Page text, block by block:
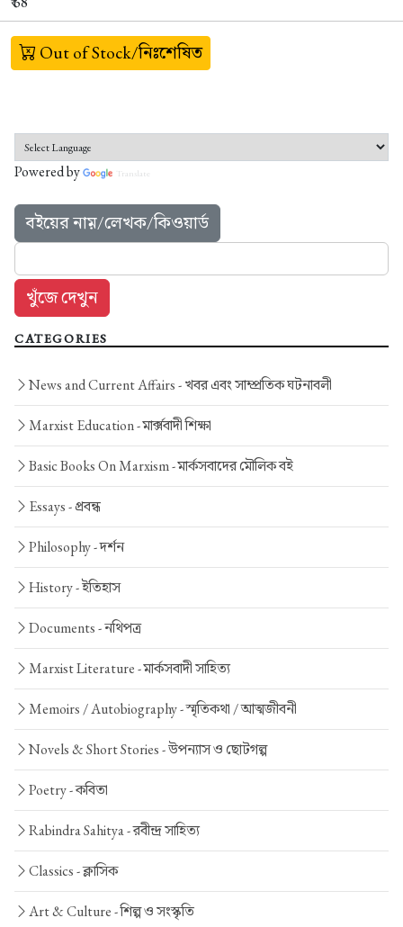
Out of Stock/নিঃশেষিত
Powered by Translate
বইয়ের নাম়/লেখক/কিওয়ার্ড
CATEGORIES
News and Current Affairs -খবর এবং সাম্প্রতিক ঘটনাবলী
Marxist Education -মার্ক্সবাদী শিক্ষা
Basic Books On Marxism -মার্কসবাদের মৌলিক বই
Essays -প্রবন্ধ
Philosophy -দর্শন
History -ইতিহাস
Documents -নথিপত্র
Marxist Literature -মার্কসবাদী সাহিত্য
Memoirs / Autobiography -স্মৃতিকথা / আত্মজীবনী
Novels & Short Stories -উপন্যাস ও ছোটগল্প
Poetry -কবিতা
Rabindra Sahitya -রবীন্দ্র সাহিত্য
Classics -ক্লাসিক
Art & Culture -শিল্প ও সংস্কৃতি